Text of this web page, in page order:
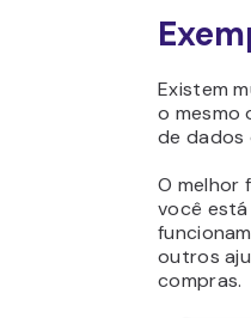
Existem
o mesmo
de
O melhor
você
outros
compras.